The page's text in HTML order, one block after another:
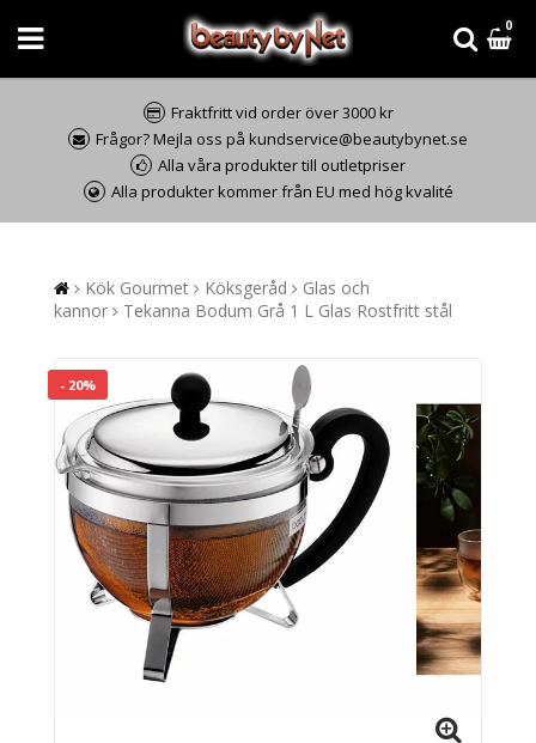
0
Fraktfritt vid order över 3000 kr
Frågor? Mejla oss på kundservice@beautybynet.se
Alla våra produkter till outletpriser
Alla produkter kommer från EU med hög kvalité
Kök Gourmet Köksgeråd
Glas och
kannor
Tekanna Bodum Grå 1 L Glas Rostfritt stål
- 20%